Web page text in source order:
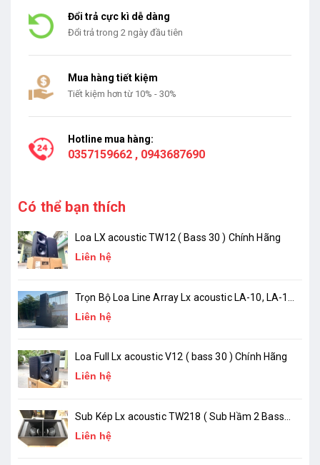
Đổi trả cực kì dễ dàng
Đổi trả trong 2 ngày đầu tiên
Mua hàng tiết kiệm
Tiết kiệm hơn từ 10% - 30%
Hotline mua hàng:
0357159662 , 0943687690
Có thể bạn thích
Loa LX acoustic TW12 ( Bass 30 ) Chính Hãng
Liên hệ
Trọn Bộ Loa Line Array Lx acoustic LA-10, LA-18
( chính hãng )
Liên hệ
Loa Full Lx acoustic V12 ( bass 30 ) Chính Hãng
Liên hệ
Sub Kép Lx acoustic TW218 ( Sub Hầm 2 Bass
50 )_ Chính Hãng
Liên hệ